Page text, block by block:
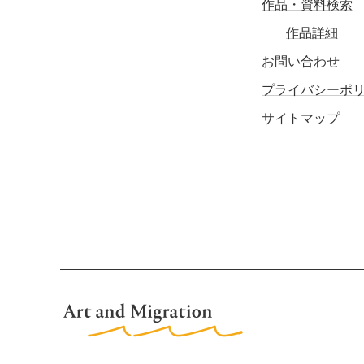
作品・資料検索
作品詳細
お問い合わせ
プライバシーポ
サイトマップ